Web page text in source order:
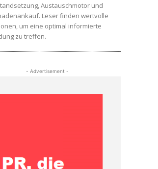
Austauschmotor und
Leser finden wertvolle
um eine optimal informierte
zu treffen.
- Advertisement -